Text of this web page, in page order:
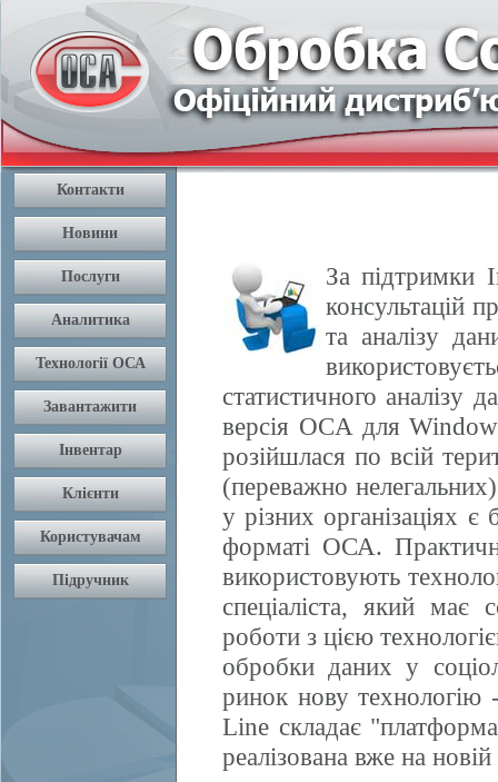
За підтримки
консультацій
та аналізу
статистичного
версія OCA для
розійшлася по всій
(переважно
у різних організаціях є
форматі ОСА.
використовують
спеціаліста, який має
роботи з цією
обробки даних у
ринок нову
Line складає
реалізована вже на